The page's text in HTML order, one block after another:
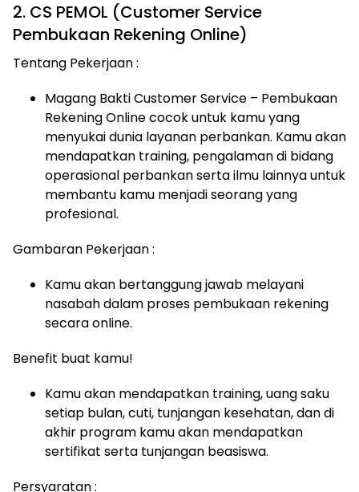
2. CS PEMOL (Customer Service
Pembukaan Rekening Online)
Tentang Pekerjaan :
Magang Bakti Customer Service – Pembukaan
Rekening Online cocok untuk kamu yang
menyukai dunia layanan perbankan. Kamu akan
mendapatkan training, pengalaman di bidang
operasional perbankan serta ilmu lainnya untuk
membantu kamu menjadi seorang yang
profesional.
Gambaran Pekerjaan :
Kamu akan bertanggung jawab melayani
nasabah dalam proses pembukaan rekening
secara online.
Benefit buat kamu!
Kamu akan mendapatkan training, uang saku
setiap bulan, cuti, tunjangan kesehatan, dan di
akhir program kamu akan mendapatkan
sertifikat serta tunjangan beasiswa.
Persyaratan :